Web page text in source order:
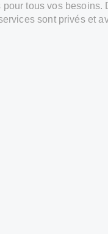
tous vos besoins.
sont privés et
SUV - 3